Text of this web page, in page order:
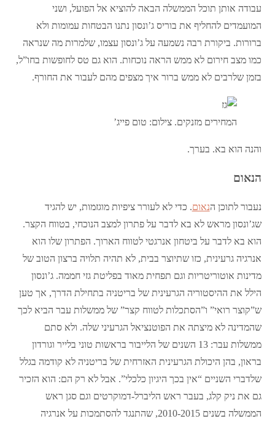
עבודה אותן תוכל הממשלה הבאה להוציא אל הפועל, ושני
המועמדים להחליף את בוריס ג’ונסון נתנו הבטחות עמומות ולא
ברורות. ביקורת רבה נשמעה על ג’ונסון עצמו, שלמרות מה שנראה
כמו מצב חירום לא ממש הראה נוכחות. הוא גם טס לחופשות בחו”ל,
בזמן שלרבים לא ממש ברור איך מצפים מהם לעבור את החורף.
המחירים מזנקים. צילום: טום פייג’
והנה הוא בא. בערך.
הנאום
נעבור לתוכן הנאום. כדי לא לעורר ציפיות מוגזמות, יש להגיד
שג’ונסון מראש לא בא לדבר על פתרון למצב הנוכחי, בטווח הקצר.
הוא בא לדבר על ביטחון אנרגטי לטווח הארוך. הפתרון שלו הוא
אנרגיה גרעינית, כזו שתיוצר בבית, לא תהיה תלויה ברצון הטוב של
מדינות אוטוריטריות וגם תפחית מאוד בפליטת גזי חממה. ג’ונסון
הילל את ההיסטוריה הגרעינית של בריטניה בתחילת הדרך, אך טען
ש”קוצר רואי” ו”הסתכלות לטווח קצר” של ממשלות עבר הביא לכך
שהמדינה לא מיצתה את הפוטנציאל הגרעיני שלה. ולא סתם
ממשלות עבר: 13 השנים של הלייבור בראשות טוני בלייר וגורדון
בראון, בהן היכולת הגרעינית האזרחית של בריטניה לא קודמה בגלל
שלדברי השניים “אין בכך היגיון כלכלי”. אבל לא רק הם: הוא הזכיר
גם את ניק קלג, בעבר ראש הליברל-דמוקרטים וגם סגן ראש
הממשלה בשנים 2010-2015, שהתנגד להסתמכות על אנרגיה